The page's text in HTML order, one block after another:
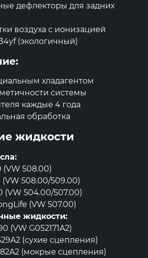
дефлекторы для задних
воздуха с ионизацией
(экологичный)
хладагентом
системы
каждые 4 года
обработка
жидкости
(VW 508.00)
(VW 508.00/509.00)
(VW 504.00/507.00)
(VW 507.00)
жидкости:
(VW G052171A2)
(сухие сцепления)
(мокрые сцепления)